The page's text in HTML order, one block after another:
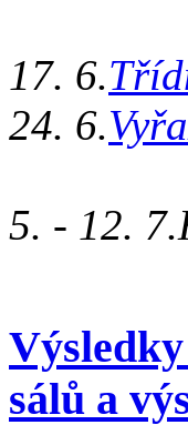
17. 6.
24. 6.
5. - 12.
sálů a